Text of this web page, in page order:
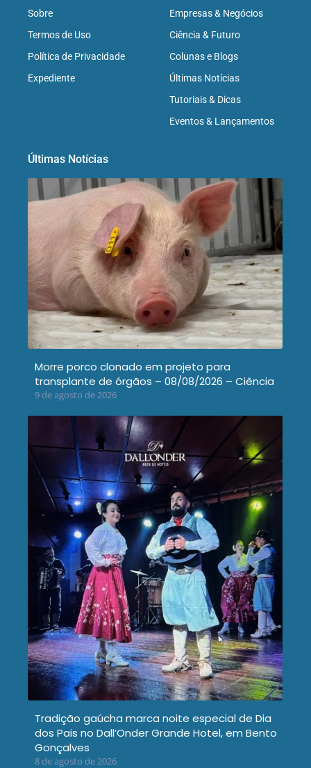
Sobre
Termos de Uso
Política de Privacidade
Expediente
Empresas & Negócios
Ciência & Futuro
Colunas e Blogs
Últimas Notícias
Tutoriais & Dicas
Eventos & Lançamentos
Últimas Notícias
Morre porco clonado em projeto para
transplante de órgãos – 08/08/2026 – Ciência
9 de agosto de 2026
Tradição gaúcha marca noite especial de Dia
dos Pais no Dall’Onder Grande Hotel, em Bento
Gonçalves
8 de agosto de 2026